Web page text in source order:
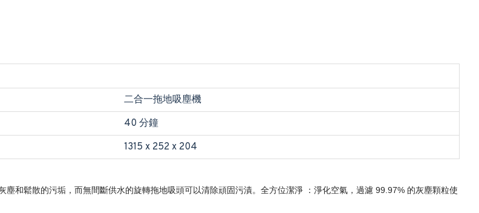
二合一拖地吸塵機
40 分鐘
1315 x 252 x 204
和鬆散的污垢，而無間斷供水的旋轉拖地吸頭可以清除頑固污漬。全方位潔淨 ：淨化空氣，過濾 99.97% 的灰塵顆粒使